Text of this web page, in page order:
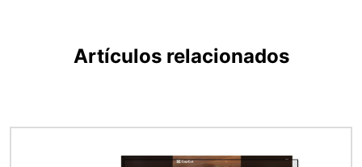
Artículos relacionados